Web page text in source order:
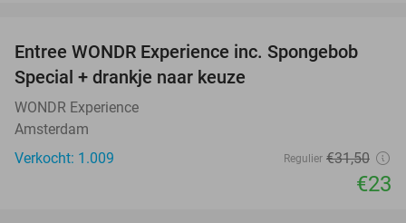
27%
Entree WONDR Experience inc. Spongebob
Special + drankje naar keuze
WONDR Experience
Amsterdam
Verkocht: 1.009
Regulier €31,50
€23